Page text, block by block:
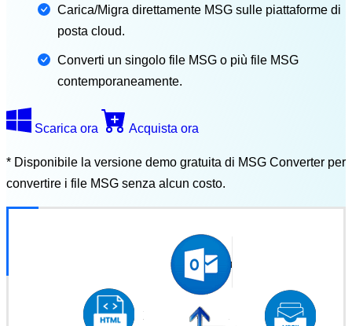
Carica/Migra direttamente MSG sulle piattaforme di
posta cloud.
Converti un singolo file MSG o più file MSG
contemporaneamente.
Scarica ora Acquista ora
* Disponibile la versione demo gratuita di MSG Converter per
convertire i file MSG senza alcun costo.